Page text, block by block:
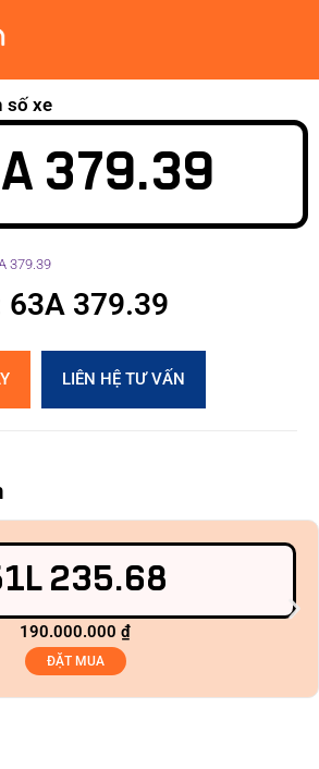
số xe
379.39
379.39
63A 379.39
LIÊN HỆ TƯ VẤN
235.68
190.000.000 ₫
ĐẶT MUA